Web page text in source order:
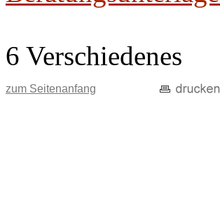
6 Verschiedenes
zum Seitenanfang